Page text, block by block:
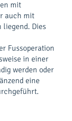
mit
auch mit
liegend. Dies
Fussoperation
in einer
werden oder
eine